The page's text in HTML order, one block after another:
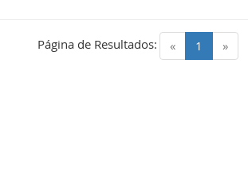
« 1 (current)
»
Página de Resultados: